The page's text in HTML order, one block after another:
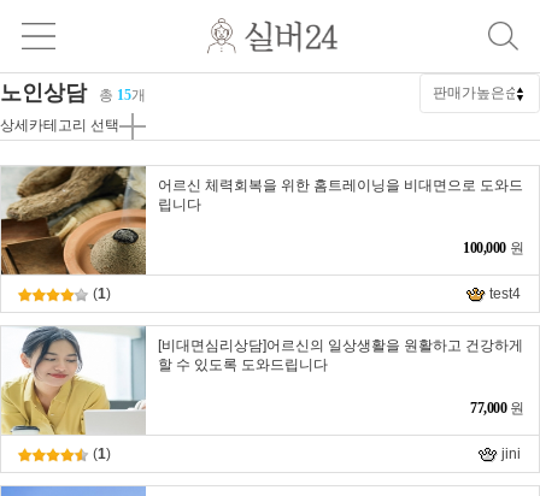
노인상담 총 15개
상세카테고리 선택
어르신 체력회복을 위한 홈트레이닝을 비대면으로 도와드
립니다
100,000 원
(1) test4
[비대면심리상담]어르신의 일상생활을 원활하고 건강하게
할 수 있도록 도와드립니다
77,000 원
(1) jini